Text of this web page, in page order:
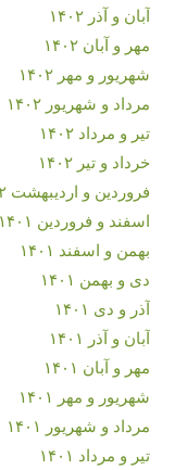
آبان و آذر ۱۴۰۲
مهر و آبان ۱۴۰۲
شهریور و مهر ۱۴۰۲
مرداد و شهریور ۱۴۰۲
تیر و مرداد ۱۴۰۲
خرداد و تیر ۱۴۰۲
فروردین و اردیبهشت ۱۴۰۲
اسفند و فروردین ۱۴۰۱
بهمن و اسفند ۱۴۰۱
دی و بهمن ۱۴۰۱
آذر و دی ۱۴۰۱
آبان و آذر ۱۴۰۱
مهر و آبان ۱۴۰۱
شهریور و مهر ۱۴۰۱
مرداد و شهریور ۱۴۰۱
تیر و مرداد ۱۴۰۱